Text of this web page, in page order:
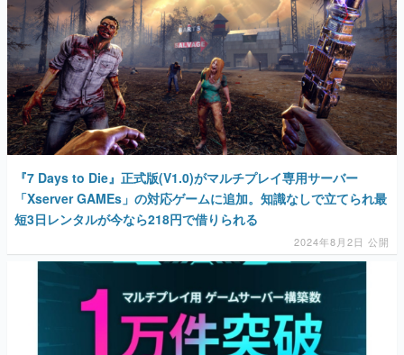
『7 Days to Die』正式版(V1.0)がマルチプレイ専用サーバー
「Xserver GAMEs」の対応ゲームに追加。知識なしで立てられ最
短3日レンタルが今なら218円で借りられる
2024年8月2日 公開